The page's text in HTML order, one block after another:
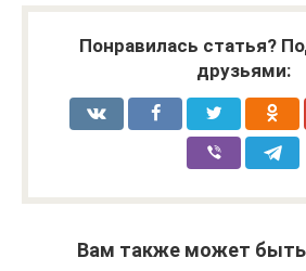
Понравилась статья?
друзьями:
Вам также может быть